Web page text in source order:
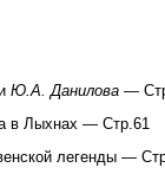
Ю.А. Данилова —
в Лыхнах — Стр.61
легенды —